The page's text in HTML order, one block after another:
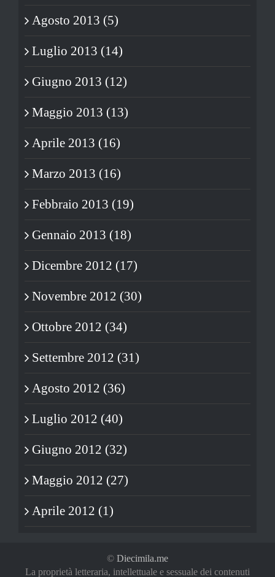
Agosto 2013 (5)
Luglio 2013 (14)
Giugno 2013 (12)
Maggio 2013 (13)
Aprile 2013 (16)
Marzo 2013 (16)
Febbraio 2013 (19)
Gennaio 2013 (18)
Dicembre 2012 (17)
Novembre 2012 (30)
Ottobre 2012 (34)
Settembre 2012 (31)
Agosto 2012 (36)
Luglio 2012 (40)
Giugno 2012 (32)
Maggio 2012 (27)
Aprile 2012 (1)
© Diecimila.me
La proprietà letteraria, intellettuale e sessuale dei contenuti